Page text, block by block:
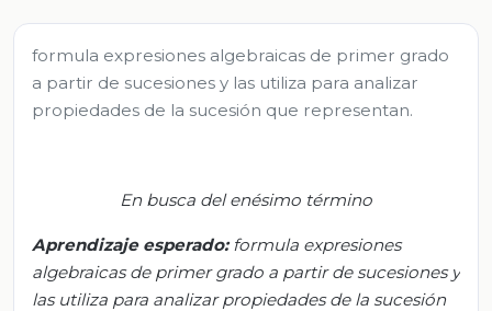
formula expresiones algebraicas de primer grado
a partir de sucesiones y las utiliza para analizar
propiedades de la sucesión que representan.
En busca del enésimo término
Aprendizaje esperado: formula expresiones
algebraicas de primer grado a partir de sucesiones y
las utiliza para analizar propiedades de la sucesión